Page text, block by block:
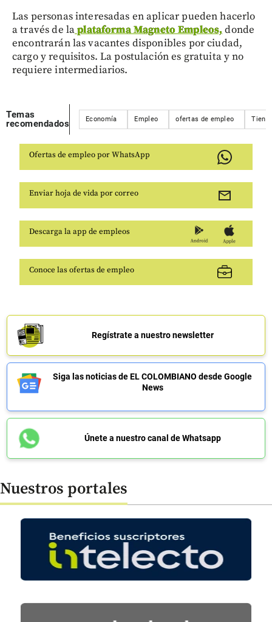
Las personas interesadas en aplicar pueden hacerlo
a través de laplataforma Magneto Empleos, donde
encontrarán las vacantes disponibles por ciudad,
cargo y requisitos. La postulación es gratuita y no
requiere intermediarios.
Temas
recomendados
Economía Empleo ofertas de empleo
Ofertas de empleo por WhatsApp
Enviar hoja de vida por correo
Descarga la app de empleos
Conoce las ofertas de empleo
Regístrate a nuestro newsletter
Siga las noticias de EL COLOMBIANO desde Google
News
Únete a nuestro canal de Whatsapp
Nuestros portales